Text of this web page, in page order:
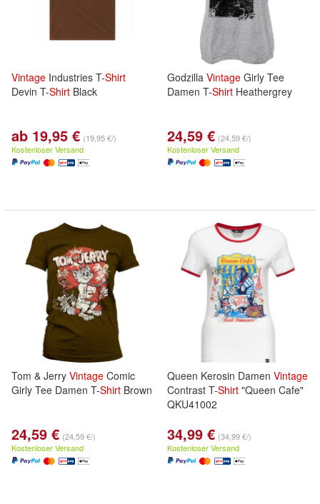
Vintage Industries T-Shirt
Devin T-Shirt Black
ab 19,95 € (19,95 €/)
Kostenloser Versand
Godzilla Vintage Girly Tee
Damen T-Shirt Heathergrey
24,59 € (24,59 €/)
Kostenloser Versand
Tom & Jerry Vintage Comic
Girly Tee Damen T-Shirt Brown
24,59 € (24,59 €/)
Kostenloser Versand
Queen Kerosin Damen Vintage
Contrast T-Shirt "Queen Cafe"
QKU41002
34,99 € (34,99 €/)
Kostenloser Versand